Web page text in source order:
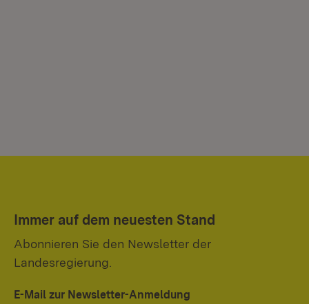
Immer auf dem neuesten Stand
Abonnieren Sie den Newsletter der
Landesregierung.
E-Mail zur Newsletter-Anmeldung